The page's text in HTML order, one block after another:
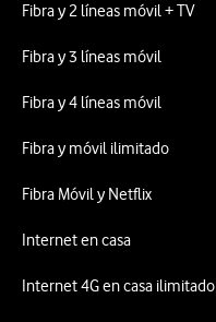
Fibra y 2 líneas móvil + TV
Fibra y 3 líneas móvil
Fibra y 4 líneas móvil
Fibra y móvil ilimitado
Fibra Móvil y Netflix
Internet en casa
Internet 4G en casa ilimitado